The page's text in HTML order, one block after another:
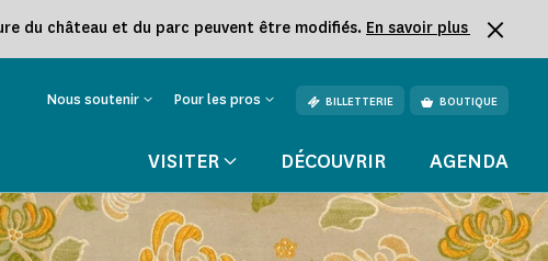
du château et du parc peuvent être modifiés. En savoir plus
Nous soutenir Pour les pros BILLETTERIE BOUTIQUE
VISITER DÉCOUVRIR AGENDA